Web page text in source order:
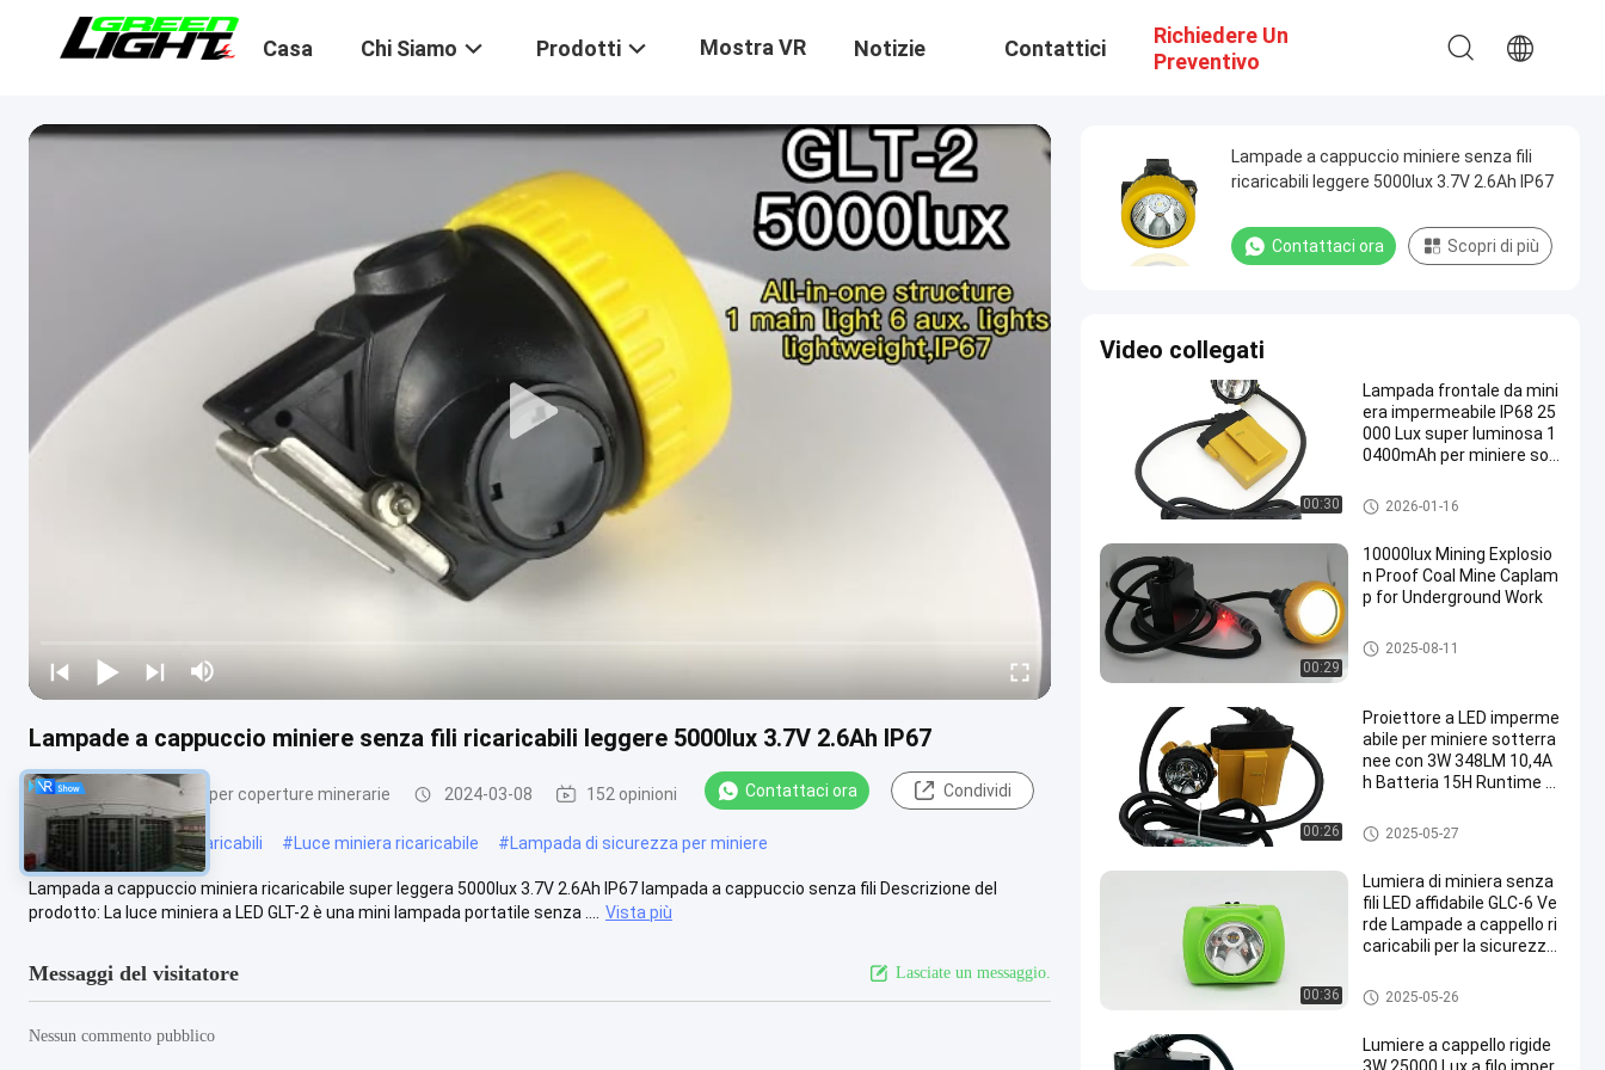
Casa Chi Siamo Prodotti Mostra VR Notizie Contattici
Richiedere Un
Preventivo
Lampade a cappuccio miniere senza fili ricaricabili leggere 5000lux 3.7V 2.6Ah IP67
Lampade ricaricabili per coperture minerarie 2024-03-08 152 opinioni Contattaci ora Condividi
Faretti per miniere ricaricabili #Luce miniera ricaricabile #Lampada di sicurezza per miniere
Lampada a cappuccio miniera ricaricabile super leggera 5000lux 3.7V 2.6Ah IP67 lampada a cappuccio senza fili Descrizione del
prodotto: La luce miniera a LED GLT-2 è una mini lampada portatile senza ....
Vista più
Messaggi del visitatore Lasciate un messaggio.
Nessun commento pubblico
Lampade a cappuccio miniere senza fili
ricaricabili leggere 5000lux 3.7V 2.6Ah IP67
Contattaci ora Scopri di più
Video collegati
00:30
Lampada frontale da mini
era impermeabile IP68 25
000 Lux super luminosa 1
0400mAh per miniere sot
Lampade ricaricabili per copert
ure minerarie
2026-01-16
00:29
10000lux Mining Explosio
n Proof Coal Mine Caplam
p for Underground Work
Lampade ricaricabili per copert
ure minerarie
2025-08-11
00:26
Proiettore a LED imperme
abile per miniere sotterra
nee con 3W 348LM 10,4A
h Batteria 15H Runtime L
rdi
Lampade ricaricabili per copert
ure minerarie
2025-05-27
00:36
Lumiera di miniera senza
fili LED affidabile GLC-6 Ve
rde Lampade a cappello ri
caricabili per la sicurezza
Lampade ricaricabili per copert
ure minerarie
2025-05-26
Lumiere a cappello rigide